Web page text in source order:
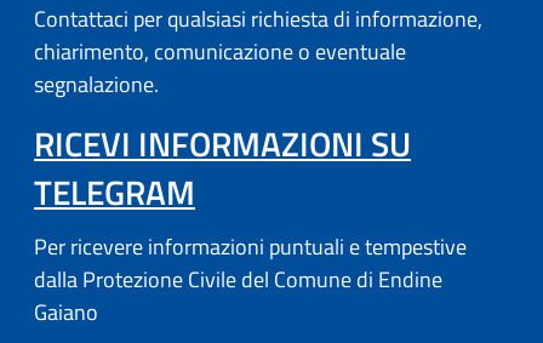
Contattaci per qualsiasi richiesta di informazione,
chiarimento, comunicazione o eventuale
segnalazione.
RICEVI INFORMAZIONI SU
TELEGRAM
Per ricevere informazioni puntuali e tempestive
dalla Protezione Civile del Comune di Endine
Gaiano